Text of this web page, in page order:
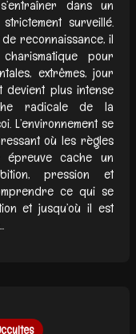
dans un
surveillé.
reconnaissance, il
pour
extrêmes, jour
devient plus intense
radicale de la
L’environnement se
où les règles
épreuve cache un
pression et
ce qui se
et jusqu’où il est